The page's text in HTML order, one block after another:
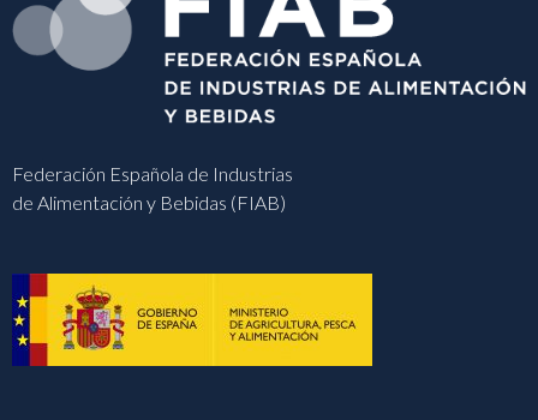
Federación Española de Industrias
de Alimentación y Bebidas (FIAB)